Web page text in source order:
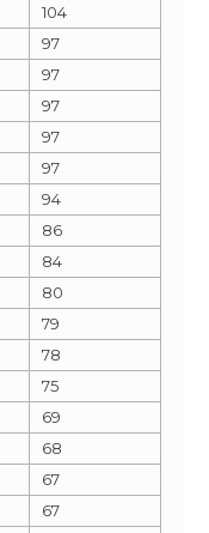
104
97
97
97
97
97
94
86
84
80
79
78
75
69
68
67
67